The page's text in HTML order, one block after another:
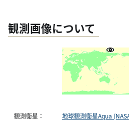
観測画像について
観測衛星： 地球観測衛星Aqua